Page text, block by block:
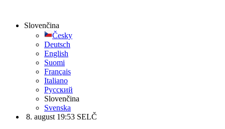
Slovenčina
Česky
Deutsch
English
Suomi
Français
Italiano
Русский
Slovenčina
Svenska
8. august 19:53 SELČ